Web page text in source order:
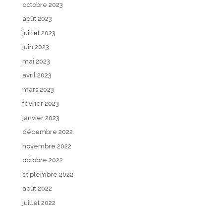
octobre 2023
août 2023
juillet 2023
juin 2023
mai 2023
avril 2023
mars 2023
février 2023
janvier 2023
décembre 2022
novembre 2022
octobre 2022
septembre 2022
août 2022
juillet 2022